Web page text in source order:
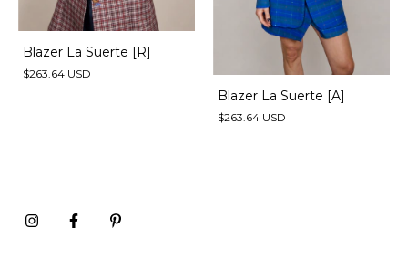
Blazer La Suerte [R]
$263.64 USD
Blazer La Suerte [A]
$263.64 USD